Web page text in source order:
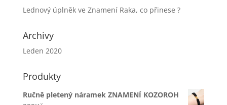
Lednový úplněk ve Znamení Raka, co přinese ?
Archivy
Leden 2020
Produkty
Ručně pletený náramek ZNAMENÍ KOZOROH